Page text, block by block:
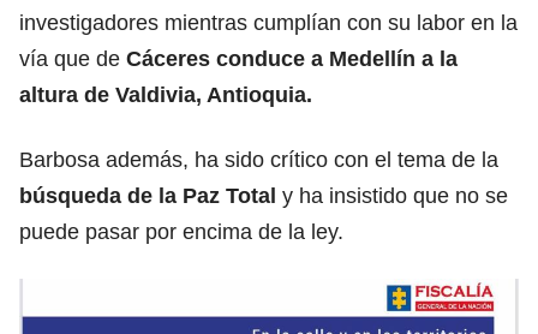
investigadores mientras cumplían con su labor en la
vía que de Cáceres conduce a Medellín a la
altura de Valdivia, Antioquia.
Barbosa además, ha sido crítico con el tema de la
búsqueda de la Paz Total y ha insistido que no se
puede pasar por encima de la ley.